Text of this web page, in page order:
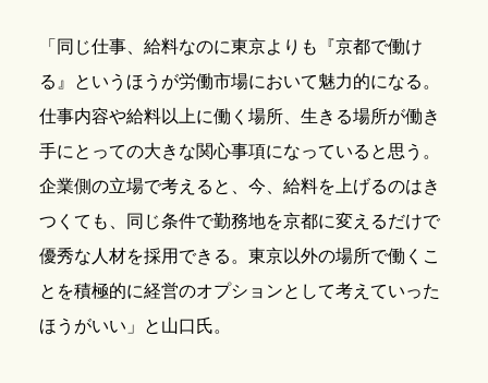
「同じ仕事、給料なのに東京よりも『京都で働け
る』というほうが労働市場において魅力的になる。
仕事内容や給料以上に働く場所、生きる場所が働き
手にとっての大きな関心事項になっていると思う。
企業側の立場で考えると、今、給料を上げるのはき
つくても、同じ条件で勤務地を京都に変えるだけで
優秀な人材を採用できる。東京以外の場所で働くこ
とを積極的に経営のオプションとして考えていった
ほうがいい」と山口氏。